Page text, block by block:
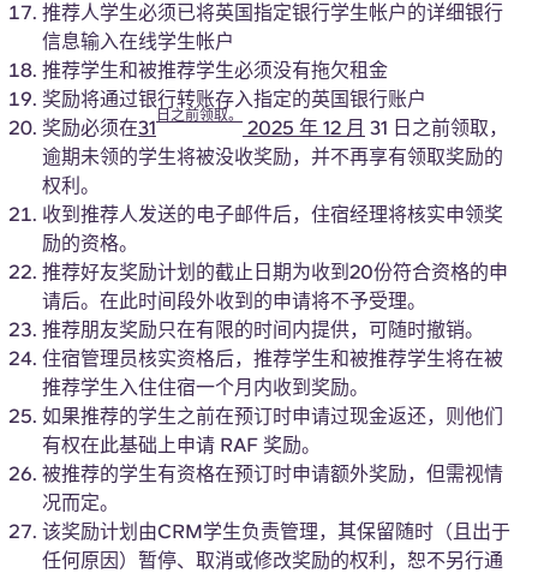
推荐人学生必须已将英国指定银行学生帐户的详细银行
信息输入在线学生帐户
推荐学生和被推荐学生必须没有拖欠租金
奖励将通过银行转账存入指定的英国银行账户
奖励必须在31
日之前领取。
2025 年 12 月 31 日之前领取，
逾期未领的学生将被没收奖励，并不再享有领取奖励的
权利。
收到推荐人发送的电子邮件后，住宿经理将核实申领奖
励的资格。
推荐好友奖励计划的截止日期为收到20份符合资格的申
请后。在此时间段外收到的申请将不予受理。
推荐朋友奖励只在有限的时间内提供，可随时撤销。
住宿管理员核实资格后，推荐学生和被推荐学生将在被
推荐学生入住住宿一个月内收到奖励。
如果推荐的学生之前在预订时申请过现金返还，则他们
有权在此基础上申请 RAF 奖励。
被推荐的学生有资格在预订时申请额外奖励，但需视情
况而定。
该奖励计划由CRM学生负责管理，其保留随时（且出于
任何原因）暂停、取消或修改奖励的权利，恕不另行通